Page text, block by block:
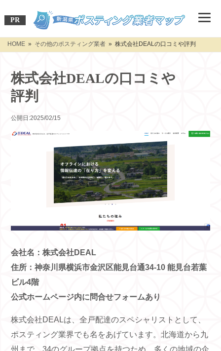
PR
HOME» その他のポスティング業者» 株式会社DEALの口コミや評判
株式会社DEALの口コミや
評判
公開日:2025/02/15
会社名：株式会社DEAL
住所：神奈川県横浜市金沢区能見台通34-10 能見台若葉
ビル4階
公式ホームページ内に問合せフォームあり
株式会社DEALは、全戸配達のスペシャリストとして、
ポスティング業界でも名をあげています。北海道から九
州まで、34のグループ拠点を持つため、多くの地域の企